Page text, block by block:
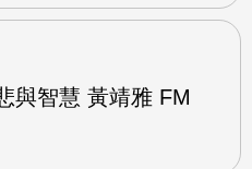
與智慧 黃靖雅 FM